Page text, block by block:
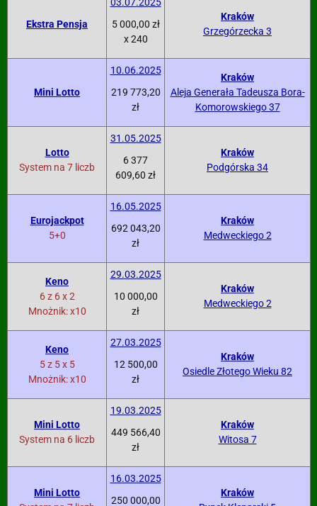
Ekstra Pensja
03.07.2025
5 000,00 zł
x 240
Kraków
Grzegórzecka 3
Mini Lotto
10.06.2025
219 773,20
zł
Kraków
Aleja Generała Tadeusza Bora-
Komorowskiego 37
Lotto
System na 7 liczb
31.05.2025
6 377
609,60 zł
Kraków
Podgórska 34
Eurojackpot
5+0
16.05.2025
692 043,20
zł
Kraków
Medweckiego 2
Keno
6 z 6 x 2
Mnożnik: x10
29.03.2025
10 000,00
zł
Kraków
Medweckiego 2
Keno
5 z 5 x 5
Mnożnik: x10
27.03.2025
12 500,00
zł
Kraków
Osiedle Złotego Wieku 82
Mini Lotto
System na 6 liczb
19.03.2025
449 566,40
zł
Kraków
Witosa 7
Mini Lotto
16.03.2025
250 000,00
Kraków